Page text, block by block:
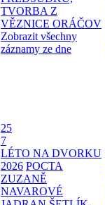
TVORBA Z
VĚZNICE ORÁČOV
Zobrazit všechny
záznamy ze dne
25
7
LÉTO NA DVORKU
2026 POCTA
ZUZANĚ
NAVAROVÉ